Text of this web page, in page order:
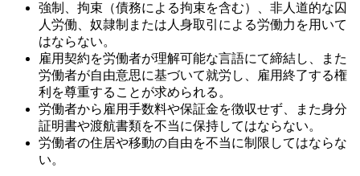
強制、拘束（債務による拘束を含む）、非人道的な囚
人労働、奴隷制または人身取引による労働力を用いて
はならない。
雇用契約を労働者が理解可能な言語にて締結し、また
労働者が自由意思に基づいて就労し、雇用終了する権
利を尊重することが求められる。
労働者から雇用手数料や保証金を徴収せず、また身分
証明書や渡航書類を不当に保持してはならない。
労働者の住居や移動の自由を不当に制限してはならな
い。